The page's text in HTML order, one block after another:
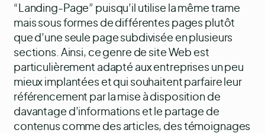
“Landing-Page” puisqu’il utilise la même trame
mais sous formes de différentes pages plutôt
que d’une seule page subdivisée en plusieurs
sections. Ainsi, ce genre de site Web est
particulièrement adapté aux entreprises un peu
mieux implantées et qui souhaitent parfaire leur
référencement par la mise à disposition de
davantage d’informations et le partage de
contenus comme des articles, des témoignages